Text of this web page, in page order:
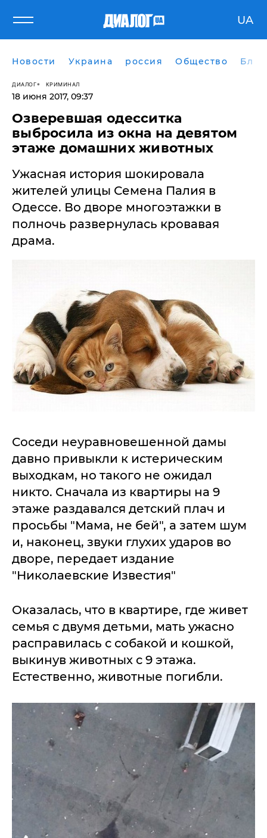
UA
Новости Украина россия Общество
ДИАЛОГ КРИМИНАЛ
18 июня 2017, 09:37
Озверевшая одесситка
выбросила из окна на девятом
этаже домашних животных
Ужасная история шокировала
жителей улицы Семена Палия в
Одессе. Во дворе многоэтажки в
полночь развернулась кровавая
драма.
Соседи неуравновешенной дамы
давно привыкли к истерическим
выходкам, но такого не ожидал
никто. Сначала из квартиры на 9
этаже раздавался детский плач и
просьбы "Мама, не бей", а затем шум
и, наконец, звуки глухих ударов во
дворе, передает издание
"Николаевские Известия"
Оказалась, что в квартире, где живет
семья с двумя детьми, мать ужасно
расправилась с собакой и кошкой,
выкинув животных с 9 этажа.
Естественно, животные погибли.